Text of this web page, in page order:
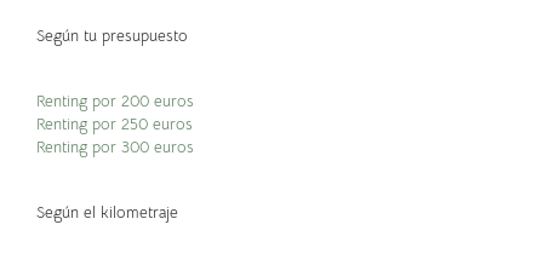
Según tu presupuesto
Renting por 200 euros
Renting por 250 euros
Renting por 300 euros
Según el kilometraje